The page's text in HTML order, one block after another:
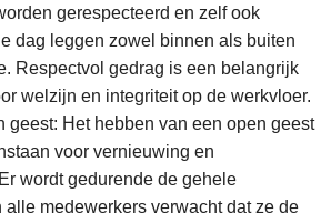
gerespecteerd en zelf ook
dag leggen zowel binnen als buiten
Respectvol gedrag is een belangrijk
welzijn en integriteit op de werkvloer.
geest: Het hebben van een open geest
voor vernieuwing en
wordt gedurende de gehele
alle medewerkers verwacht dat ze de